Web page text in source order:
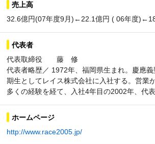
売上高
32.6億円(07年度9月)←22.1億円 ( 06年度
代表者
代表取締役 藤 修
代表者略歴／ 1972年、福岡県生まれ。慶應
期生としてレイス株式会社に入社する。営業
多くの経験を経て、入社4年目の2002年、代表
ホームページ
http://www.race2005.jp/